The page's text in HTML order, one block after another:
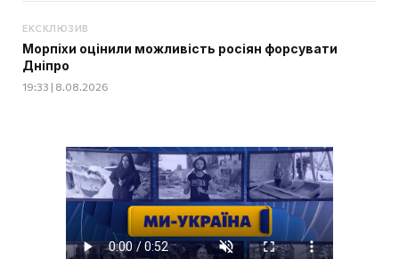
ЕКСКЛЮЗИВ
Морпіхи оцінили можливість росіян форсувати
Дніпро
19:33 | 8.08.2026